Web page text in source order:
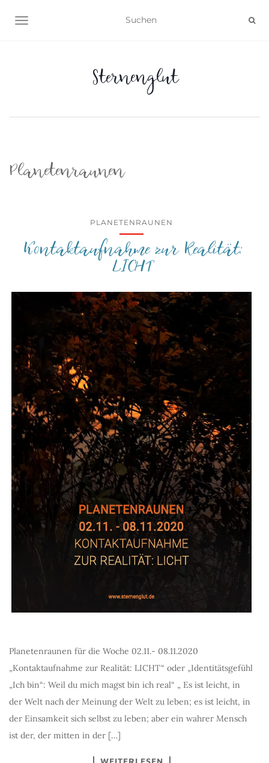
NAVIGATION UMSCHALTEN
Sternenglut
Planetenraunen
PLANETENRAUNEN
Kontaktaufnahme zur Realität:
LICHT
Planetenraunen für die Woche 02.11.- 08.11.2020
„Kontaktaufnahme zur Realität: LICHT“ oder „Identitätsgefühl
„Ich bin“: Weil du mich magst bin ich real“ „ Es ist leicht, in
der Welt nach der Meinung der Welt zu leben; es ist leicht, in
der Einsamkeit sich selbst zu leben; aber ein wahrer Mensch
ist der, der mitten in der […]
WEITERLESEN